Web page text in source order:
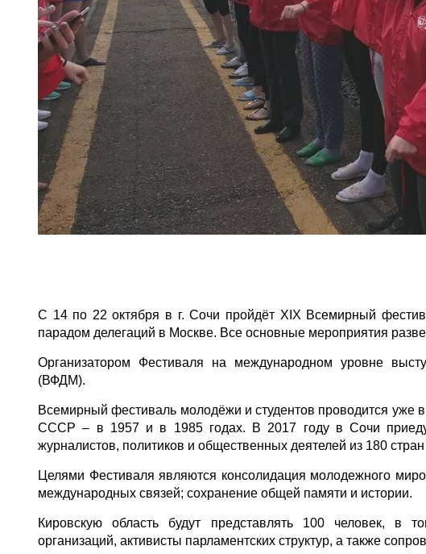
С 14 по 22 октября в г. Сочи пройдёт XIX Всемирный
парадом делегаций в Москве. Все основные мероприятия
Организатором Фестиваля на международном уровне
(ВФДМ).
Всемирный фестиваль молодёжи и студентов проводится уже
СССР – в 1957 и в 1985 годах. В 2017 году в Сочи
журналистов, политиков и общественных деятелей из 180
Целями Фестиваля являются консолидация молодежного
международных связей; сохранение общей памяти и истории.
Кировскую область будут представлять 100 человек, в
организаций, активисты парламентских структур, а также